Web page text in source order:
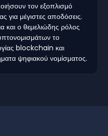
τον εξοπλισμό
για μέγιστες αποδόσεις.
και ο θεμελιώδης ρόλος
το
blockchain και
ψηφιακού νομίσματος.